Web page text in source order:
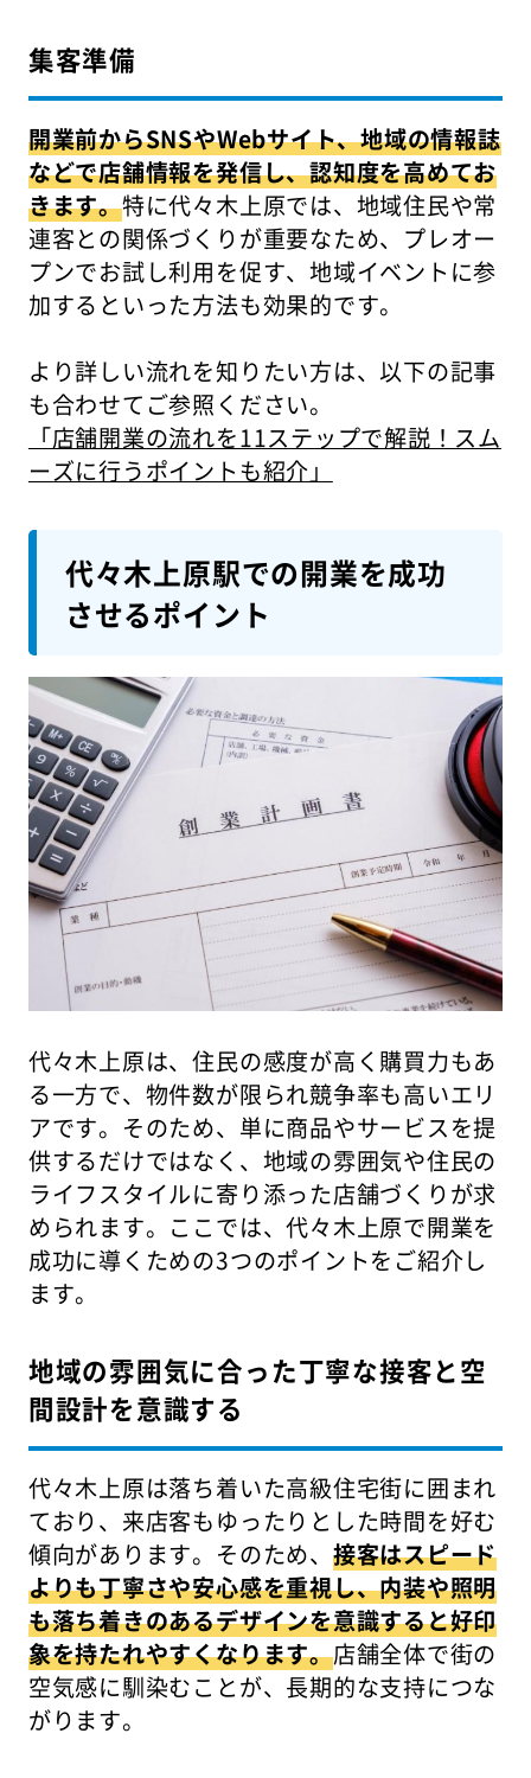
集客準備
開業前からSNSやWebサイト、地域の情報誌
などで店舗情報を発信し、認知度を高めてお
きます。特に代々木上原では、地域住民や常
連客との関係づくりが重要なため、プレオー
プンでお試し利用を促す、地域イベントに参
加するといった方法も効果的です。
より詳しい流れを知りたい方は、以下の記事
も合わせてご参照ください。
「店舗開業の流れを11ステップで解説！スム
ーズに行うポイントも紹介」
代々木上原駅での開業を成功
させるポイント
代々木上原は、住民の感度が高く購買力もあ
る一方で、物件数が限られ競争率も高いエリ
アです。そのため、単に商品やサービスを提
供するだけではなく、地域の雰囲気や住民の
ライフスタイルに寄り添った店舗づくりが求
められます。ここでは、代々木上原で開業を
成功に導くための3つのポイントをご紹介し
ます。
地域の雰囲気に合った丁寧な接客と空
間設計を意識する
代々木上原は落ち着いた高級住宅街に囲まれ
ており、来店客もゆったりとした時間を好む
傾向があります。そのため、 接客はスピード
よりも丁寧さや安心感を重視し、内装や照明
も落ち着きのあるデザインを意識すると好印
象を持たれやすくなります。店舗全体で街の
空気感に馴染むことが、長期的な支持につな
がります。